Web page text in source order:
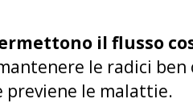
il flusso
le radici
previene le malattie.